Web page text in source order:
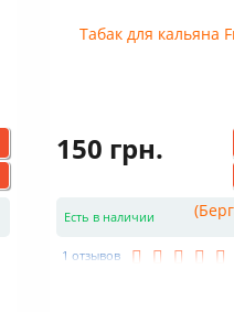
150 грн.
Есть в наличии
1 отзывов